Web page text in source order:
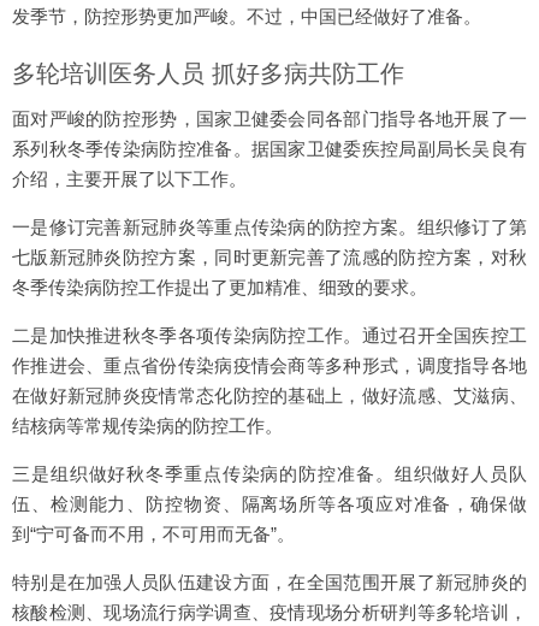
发季节，防控形势更加严峻。不过，中国已经做好了准备。
多轮培训医务人员 抓好多病共防工作
面对严峻的防控形势，国家卫健委会同各部门指导各地开展了一
系列秋冬季传染病防控准备。据国家卫健委疾控局副局长吴良有
介绍，主要开展了以下工作。
一是修订完善新冠肺炎等重点传染病的防控方案。组织修订了第
七版新冠肺炎防控方案，同时更新完善了流感的防控方案，对秋
冬季传染病防控工作提出了更加精准、细致的要求。
二是加快推进秋冬季各项传染病防控工作。通过召开全国疾控工
作推进会、重点省份传染病疫情会商等多种形式，调度指导各地
在做好新冠肺炎疫情常态化防控的基础上，做好流感、艾滋病、
结核病等常规传染病的防控工作。
三是组织做好秋冬季重点传染病的防控准备。组织做好人员队
伍、检测能力、防控物资、隔离场所等各项应对准备，确保做
到“宁可备而不用，不可用而无备”。
特别是在加强人员队伍建设方面，在全国范围开展了新冠肺炎的
核酸检测、现场流行病学调查、疫情现场分析研判等多轮培训，